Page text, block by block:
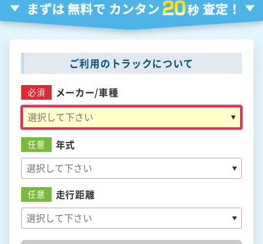
ご利用のトラックについて
必須 メーカー/車種
任意 年式
任意 走行距離